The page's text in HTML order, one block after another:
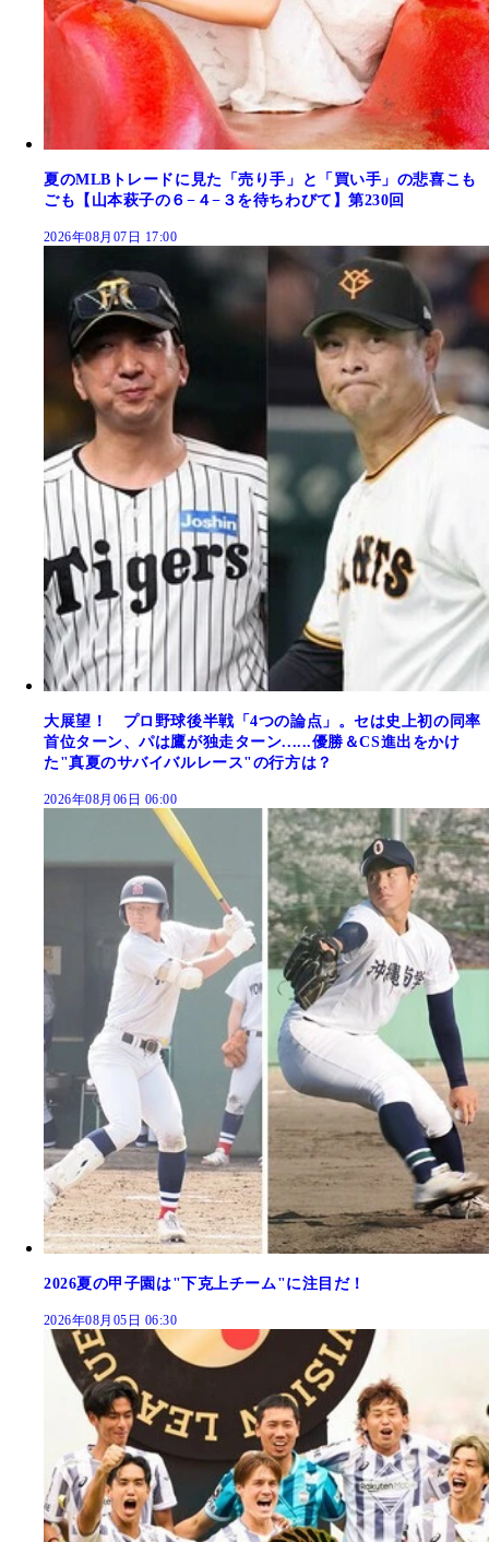
夏のMLBトレードに見た「売り手」と「買い手」の悲喜こも
ごも【山本萩子の６−４−３を待ちわびて】第230回
2026年08月07日 17:00
大展望！ プロ野球後半戦「4つの論点」。セは史上初の同率
首位ターン、パは鷹が独走ターン......優勝＆CS進出をかけ
た"真夏のサバイバルレース"の行方は？
2026年08月06日 06:00
2026夏の甲子園は"下克上チーム"に注目だ！
2026年08月05日 06:30